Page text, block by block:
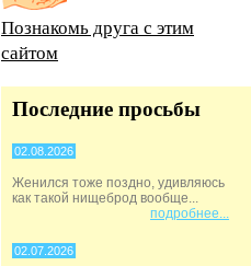
Познакомь друга с этим
сайтом
Последние просьбы
02.08.2026
Женился тоже поздно, удивляюсь
как такой нищеброд вообще...
подробнее...
02.07.2026